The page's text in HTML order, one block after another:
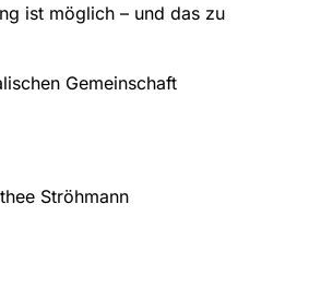
ist möglich – und das zu
Gemeinschaft
Ströhmann